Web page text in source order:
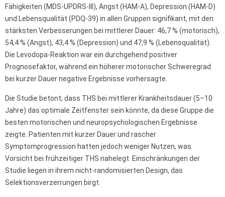
Fähigkeiten (MDS-UPDRS-III), Angst (HAM-A), Depression (HAM-D)
und Lebensqualität (PDQ-39) in allen Gruppen signifikant, mit den
stärksten Verbesserungen bei mittlerer Dauer: 46,7 % (motorisch),
54,4 % (Angst), 43,4 % (Depression) und 47,9 % (Lebensqualität).
Die Levodopa-Reaktion war ein durchgehend positiver
Prognosefaktor, während ein höherer motorischer Schweregrad
bei kurzer Dauer negative Ergebnisse vorhersagte.
Die Studie betont, dass THS bei mittlerer Krankheitsdauer (5–10
Jahre) das optimale Zeitfenster sein könnte, da diese Gruppe die
besten motorischen und neuropsychologischen Ergebnisse
zeigte. Patienten mit kurzer Dauer und rascher
Symptomprogression hatten jedoch weniger Nutzen, was
Vorsicht bei frühzeitiger THS nahelegt. Einschränkungen der
Studie liegen in ihrem nicht-randomisierten Design, das
Selektionsverzerrungen birgt.